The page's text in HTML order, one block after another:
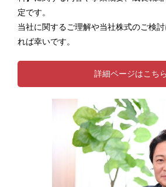
定です。
当社に関するご理解や当社株式のご検
れば幸いです。
詳細ページはこちら